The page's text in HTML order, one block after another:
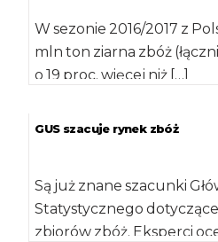
W sezonie 2016/2017 z
mln ton ziarna zbóż
o 19 proc. więcej niż […]
GUS szacuje rynek zbóż
Są już znane szacunki
Statystycznego
zbiorów zbóż. Eksperci